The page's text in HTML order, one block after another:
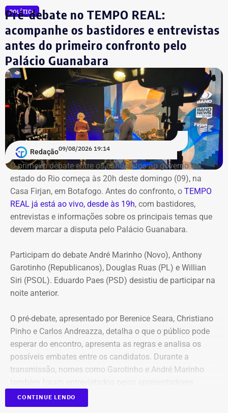
na noite anterior que não iria comparecer.
O público também poderá acompanhar a cobertura
especial do TEMPO REAL pelo Instagram do portal, com
transmissão e atualizações nos Stories. Estamos ao vivo
com o pré-debate desde às 19h.Acompanhe pelo link.
POLÍTICA
Pré-debate no TEMPO REAL:
acompanhe os bastidores e entrevistas
antes do primeiro confronto pelo
Palácio Guanabara
Redação09/08/2026 19:14
O primeiro debate entre os candidatos ao governo do
estado do Rio começa às 20h deste domingo (09), na
Casa Firjan, em Botafogo. Antes do confronto, o TEMPO
REAL já está ao vivo, desde às 19h, com bastidores,
entrevistas e informações sobre os principais temas que
devem marcar a disputa pelo Palácio Guanabara.
Participam do debate André Marinho (Novo), Anthony
Garotinho (Republicanos), Douglas Ruas (PL) e Willian
Siri (PSOL). Eduardo Paes (PSD) desistiu de participar na
noite anterior.
O pré-debate, apresentado por Berenice Seara, Christiano
Pinho e Carlos Andreazza, detalha o que o público pode
esperar do encontro, apresenta as regras e analisa os
possíveis embates entre os candidatos. Durante a
transmissão, nomes como Garotinho e André Marinho
Acompanhe a cobertura especial pelo YouTube e
CONTINUE LENDO